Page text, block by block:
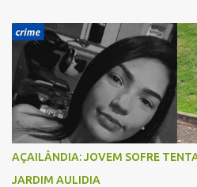
r
AÇAILÂNDIA: JOVEM SOFRE
JARDIM AULIDIA